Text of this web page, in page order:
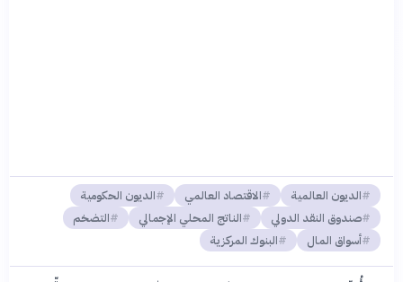
الديون العالمية الاقتصاد العالمي
الديون الحكومية
صندوق النقد الدولي
الناتج المحلي الإجمالي
التضخم
أسواق المال
البنوك المركزية